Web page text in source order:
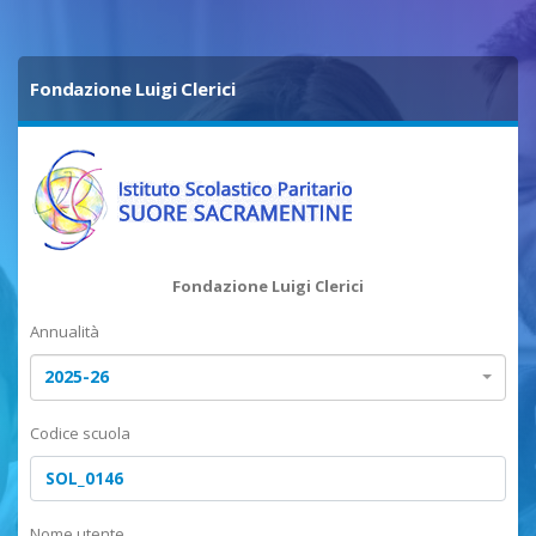
Fondazione Luigi Clerici
Fondazione Luigi Clerici
Annualità
2025-26
Codice scuola